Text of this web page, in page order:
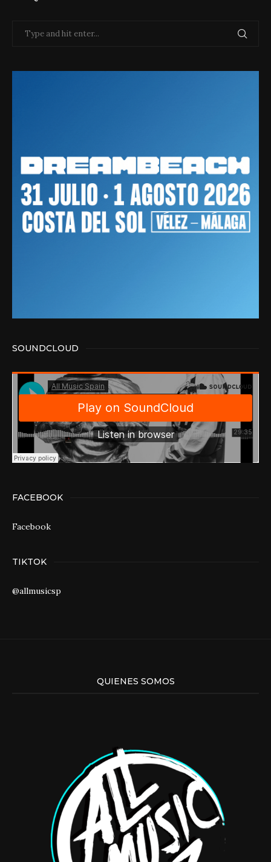
SOUNDCLOUD
FACEBOOK
Facebook
TIKTOK
@allmusicsp
QUIENES SOMOS